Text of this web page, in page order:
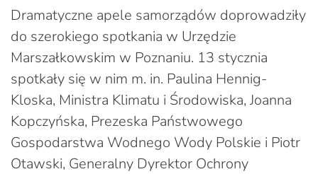
Dramatyczne apele samorządów doprowadziły
do szerokiego spotkania w Urzędzie
Marszałkowskim w Poznaniu. 13 stycznia
spotkały się w nim m. in. Paulina Hennig-
Kloska, Ministra Klimatu i Środowiska, Joanna
Kopczyńska, Prezeska Państwowego
Gospodarstwa Wodnego Wody Polskie i Piotr
Otawski, Generalny Dyrektor Ochrony